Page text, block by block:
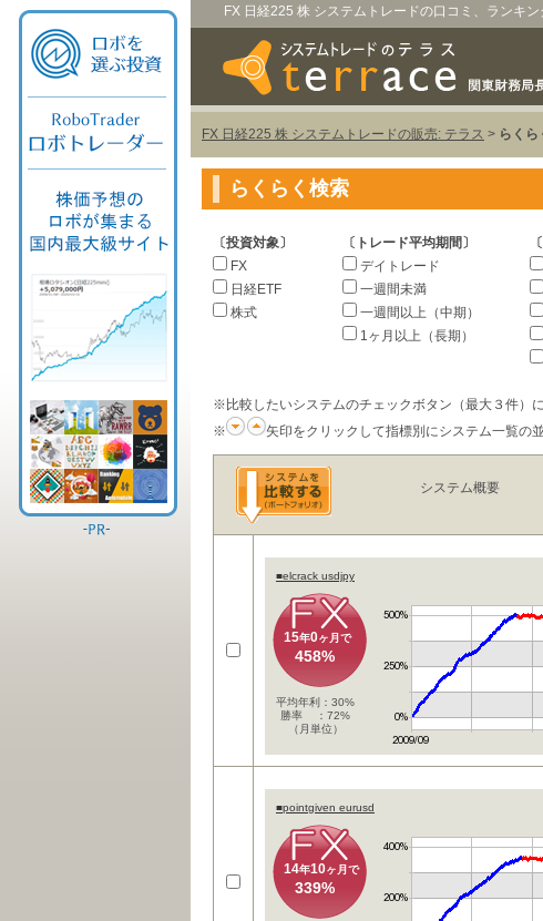
FX 日経225 株 システムトレードの口コミ、ランキ
FX 日経225 株 システムトレードの販売: テラス > らくら
らくらく検索
〔投資対象〕
FX
日経ETF
株式
〔トレード平均期間〕
デイトレード
一週間未満
一週間以上（中期）
1ヶ月以上（長期）
※比較したいシステムのチェックボタン（最大３件）
※
矢印をクリックして指標別にシステム一覧の
システム概要
■elcrack usdjpy
15年0ヶ月で
458%
平均年利：30%
勝率 ：72%
（月単位）
■pointgiven eurusd
14年10ヶ月で
339%